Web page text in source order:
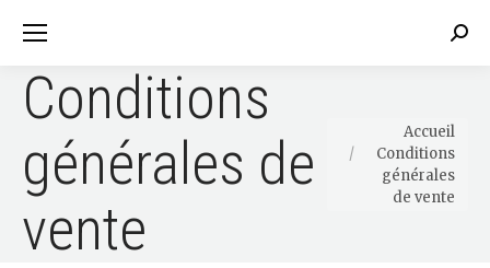
Conditions
générales de
vente
Vous êtes ici :
Accueil
Conditions
générales
de vente